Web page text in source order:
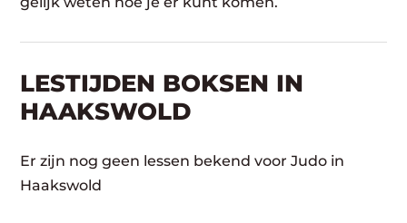
LESTIJDEN BOKSEN IN
HAAKSWOLD
Er zijn nog geen lessen bekend voor Judo in
Haakswold